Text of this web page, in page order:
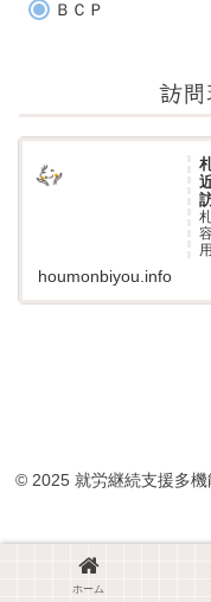
ＢＣＰ
訪
houmonbiyou.info
© 2025 就労継続支援多
ホーム